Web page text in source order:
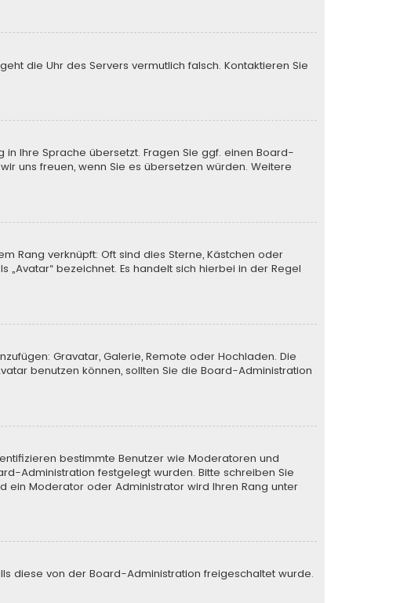
die Uhr des Servers vermutlich falsch. Kontaktieren Sie
Ihre Sprache übersetzt. Fragen Sie ggf. einen Board-
uns freuen, wenn Sie es übersetzen würden. Weitere
Rang verknüpft: Oft sind dies Sterne, Kästchen oder
bezeichnet. Es handelt sich hierbei in der Regel
Gravatar, Galerie, Remote oder Hochladen. Die
benutzen können, sollten Sie die Board-Administration
bestimmte Benutzer wie Moderatoren und
Administration festgelegt wurden. Bitte schreiben Sie
ein Moderator oder Administrator wird Ihren Rang unter
diese von der Board-Administration freigeschaltet wurde.